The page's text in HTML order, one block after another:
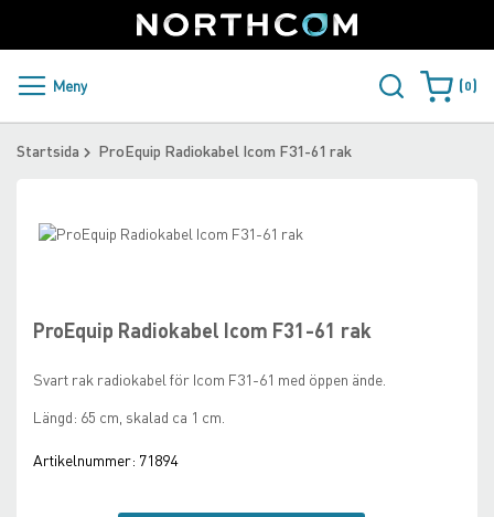
to
Content
Sweden
PRODUKTER OCH LÖSNINGAR
ÅTERFÖRSÄLJARE
Meny Varukorgen
0
Startsida ProEquip Radiokabel Icom F31-61 rak
ProEquip Radiokabel Icom F31-61 rak
Svart rak radiokabel för Icom F31-61 med öppen ände.
Längd: 65 cm, skalad ca 1 cm.
Artikelnummer: 71894
Skip
of
the
gallery
beginning
of
images
gallery